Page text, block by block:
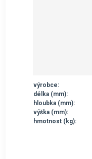
výrobce:
délka (mm):
hloubka (mm):
výška (mm):
hmotnost (kg):